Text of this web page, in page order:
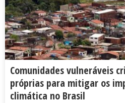
Comunidades vulneráveis
próprias para mitigar os
climática no Brasil